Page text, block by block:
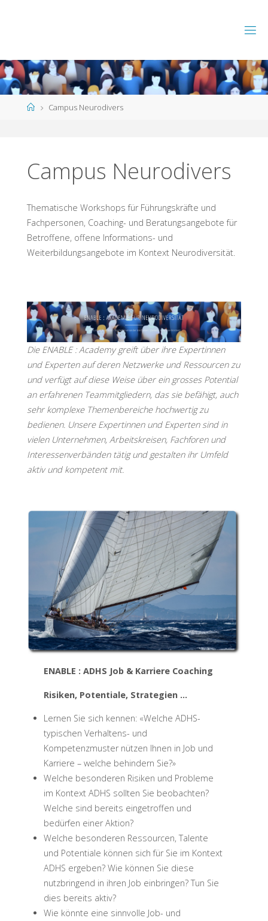
HomeCampus Neurodivers
Campus Neurodivers
Thematische Workshops für Führungskräfte und
Fachpersonen, Coaching- und Beratungsangebote für
Betroffene, offene Informations- und
Weiterbildungsangebote im Kontext Neurodiversität.
Die ENABLE : Academy greift über ihre Expertinnen
und Experten auf deren Netzwerke und Ressourcen zu
und verfügt auf diese Weise über ein grosses Potential
an erfahrenen Teammitgliedern, das sie befähigt, auch
sehr komplexe Themenbereiche hochwertig zu
bedienen. Unsere Expertinnen und Experten sind in
vielen Unternehmen, Arbeitskreisen, Fachforen und
Interessenverbänden tätig und gestalten ihr Umfeld
aktiv und kompetent mit.
ENABLE : ADHS Job & Karriere Coaching
Risiken, Potentiale, Strategien …
Lernen Sie sich kennen: «Welche ADHS-
typischen Verhaltens- und
Kompetenzmuster nützen Ihnen in Job und
Karriere – welche behindern Sie?»
Welche besonderen Risiken und Probleme
im Kontext ADHS sollten Sie beobachten?
Welche sind bereits eingetroffen und
bedürfen einer Aktion?
Welche besonderen Ressourcen, Talente
und Potentiale können sich für Sie im Kontext
ADHS ergeben? Wie können Sie diese
nutzbringend in ihren Job einbringen? Tun Sie
dies bereits aktiv?
Wie könnte eine sinnvolle Job- und